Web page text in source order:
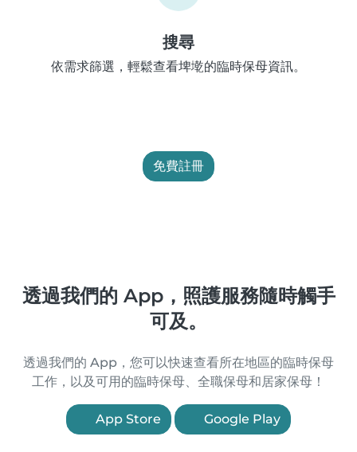
搜尋
依需求篩選，輕鬆查看埤墘的臨時保母資訊。
免費註冊
透過我們的 App，照護服務隨時觸手
可及。
透過我們的 App，您可以快速查看所在地區的臨時保母
工作，以及可用的臨時保母、全職保母和居家保母！
App Store Google Play